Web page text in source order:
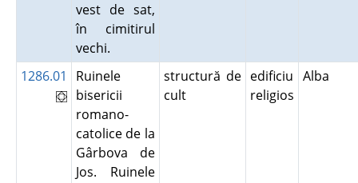
vest de sat,
în cimitirul
vechi.
1286.01
Ruinele
bisericii
romano-
catolice de la
Gârbova de
Jos. Ruinele
structură de
cult
edificiu
religios
Alba